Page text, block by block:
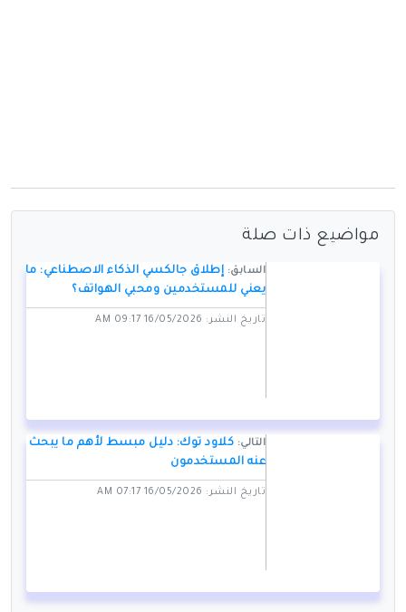
مواضيع ذات صلة
السابق: إطلاق جالكسي الذكاء الاصطناعي: ماذا
يعني للمستخدمين ومحبي الهواتف؟
تاريخ النشر: 16/05/2026 09:17 AM
التالي: كلاود توك: دليل مبسط لأهم ما يبحث
عنه المستخدمون
تاريخ النشر: 16/05/2026 07:17 AM